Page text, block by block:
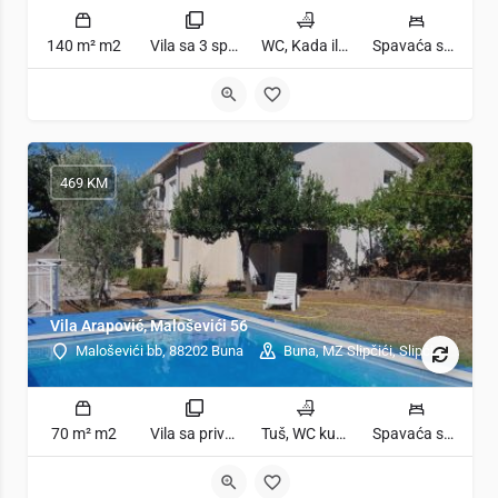
140 m² m2 Vila sa 3 spavaće sobe sobe WC, Kada ili tuš kupatila Spavaća soba 1: 1 bračni krevet | Spavaća soba 2: 2 kreveta za jednu osobu | Spavaća soba 3: 2 kreveta za jednu osobu | Dnevni boravak: 1 kauč na razvlačenje ležaja
Vila Arapović, Maloševići 56
Maloševići bb, 88202 Buna Buna, MZ Slipčići, Slipčići
469 KM
70 m² m2 Vila sa privatnim bazenom sobe Tuš, WC kupatila Spavaća soba 1: 3 odvojena kreveta | Spavaća soba 2: 3 kreveta za jednu osobu | Dnevni boravak: 1 kauč na razvlačenje ležaja